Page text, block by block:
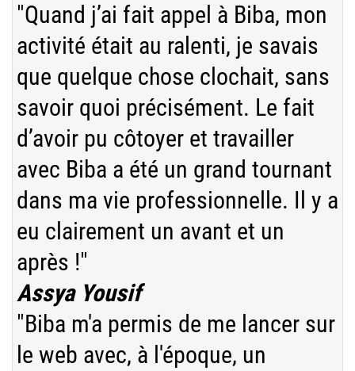
"Quand j’ai fait appel à Biba, mon
activité était au ralenti, je savais
que quelque chose clochait, sans
savoir quoi précisément. Le fait
d’avoir pu côtoyer et travailler
avec Biba a été un grand tournant
dans ma vie professionnelle. Il y a
eu clairement un avant et un
après !"
Assya Yousif
"Biba m'a permis de me lancer sur
le web avec, à l'époque, un